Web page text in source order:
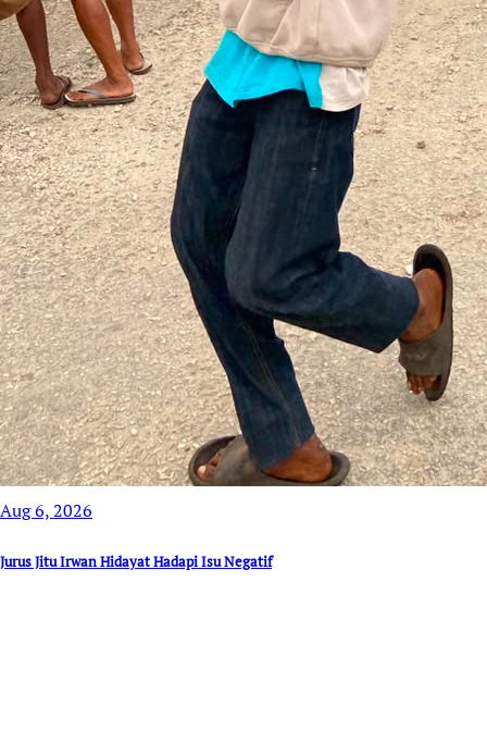
Aug 6, 2026
Jurus Jitu Irwan Hidayat Hadapi Isu Negatif